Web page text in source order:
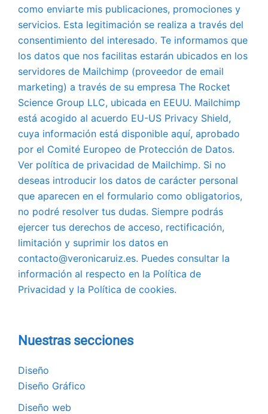
como enviarte mis publicaciones, promociones y
servicios. Esta legitimación se realiza a través del
consentimiento del interesado. Te informamos que
los datos que nos facilitas estarán ubicados en los
servidores de Mailchimp (proveedor de email
marketing) a través de su empresa The Rocket
Science Group LLC, ubicada en EEUU. Mailchimp
está acogido al acuerdo EU-US Privacy Shield,
cuya información está disponible aquí, aprobado
por el Comité Europeo de Protección de Datos.
Ver política de privacidad de Mailchimp. Si no
deseas introducir los datos de carácter personal
que aparecen en el formulario como obligatorios,
no podré resolver tus dudas. Siempre podrás
ejercer tus derechos de acceso, rectificación,
limitación y suprimir los datos en
contacto@veronicaruiz.es. Puedes consultar la
información al respecto en la Política de
Privacidad y la Política de cookies.
Nuestras secciones
Diseño
Diseño Gráfico
Diseño web